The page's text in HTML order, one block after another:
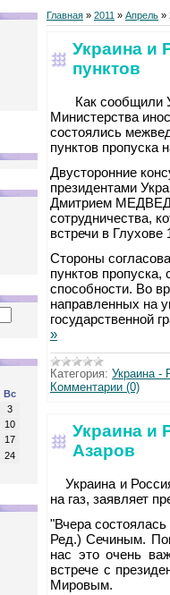
Вс
3
10
17
24
Главная » 2011 » Апрель »
Украина и
пунктов
Как сообщили
Министерства
состоялись
пунктов пропуска
Двусторонние
президентами
Дмитрием
сотрудничества,
встречи в
Стороны
пунктов
способности. Во
направленных на
государственной
»
Категория: Украина -
Комментарии (0)
Украина и
Азаров
Украина и
на газ, заявляет
"Вчера
Ред.) Сечиным.
нас это очень
встрече с
Мировым.